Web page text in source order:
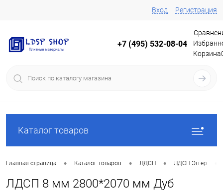
Вход Регистрация
+7 (495) 532-08-04
Корзина
Каталог товаров
Главная страница • Каталог товаров • ЛДСП • ЛДСП Эггер
ЛДСП 8 мм 2800*2070 мм Дуб